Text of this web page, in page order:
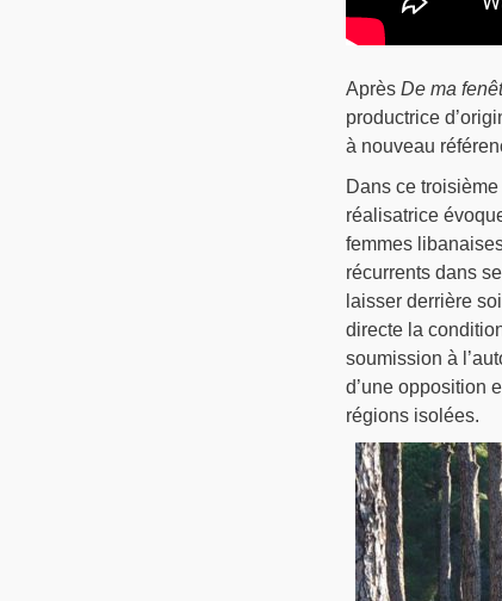
Après De ma
productrice
à nouveau
Dans ce
réalisatrice
femmes
récurrents dans
laisser derrière
directe la
soumission à
d’une opposition
régions isolées.